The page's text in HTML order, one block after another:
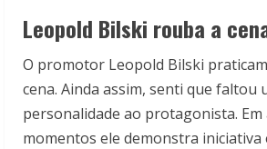
Leopold Bilski rouba a
O promotor Leopold Bilski
cena. Ainda assim, senti que faltou
personalidade ao protagonista. Em
momentos ele demonstra iniciativa